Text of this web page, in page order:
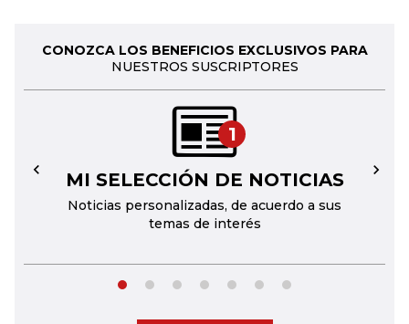
CONOZCA LOS BENEFICIOS EXCLUSIVOS PARA
NUESTROS SUSCRIPTORES
1
MI SELECCIÓN DE NOTICIAS
Noticias personalizadas, de acuerdo a sus
temas de interés
← →